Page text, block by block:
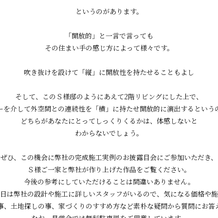
というのがあります。
「開放的」と一言で言っても
その住まい手の感じ方によって様々です。
吹き抜けを設けて「縦」に開放性を持たせることもよし
そして、このＳ様邸のようにあえて2階リビングにした上で、
を介して外空間との連続性を「横」に持たせ開放的に演出するという
どちらがあなたにとってしっくりくるかは、体感しないと
わからないでしょう。
ぜひ、この機会に弊社の完成施工実例のお披露目会にご参加いただき、
Ｓ様ご一家と弊社が作り上げた作品をご覧ください。
今後の参考にしていただけることは間違いありません。
は弊社の設計や施工に詳しいスタッフがいるので、気になる価格や
、土地探しの事、家づくりのすすめ方など素朴な疑問から質問にお答